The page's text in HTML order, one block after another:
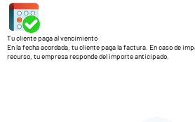
Tu cliente paga al vencimiento
En la fecha acordada, tu cliente paga la factura. En caso de
recurso, tu empresa responde del importe anticipado.